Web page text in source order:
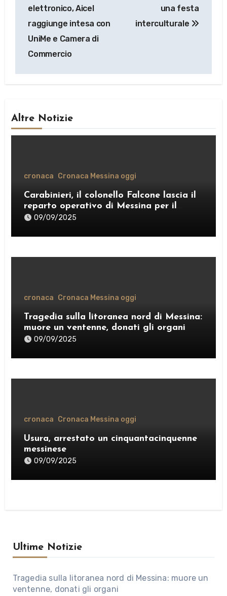
elettronico, Aicel
raggiunge intesa con
UniMe e Camera di
Commercio
una festa
interculturale
Altre Notizie
cronaca Cronaca Messina oggi
Carabinieri, il colonello Falcone lascia il
reparto operativo di Messina per il
comando provinciale di Como
09/09/2025
cronaca Cronaca Messina oggi
Tragedia sulla litoranea nord di Messina:
muore un ventenne, donati gli organi
09/09/2025
cronaca Cronaca Messina oggi
Usura, arrestato un cinquantacinquenne
messinese
09/09/2025
Ultime Notizie
Tragedia sulla litoranea nord di Messina: muore un
ventenne, donati gli organi